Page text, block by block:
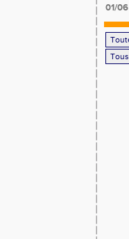
01/06